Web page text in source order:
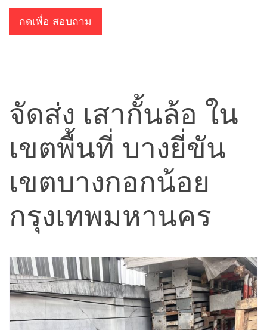
กดเพื่อ สอบถาม
จัดส่ง เสากั้นล้อ ใน
เขตพื้นที่ บางยี่ขัน
เขตบางกอกน้อย
กรุงเทพมหานคร